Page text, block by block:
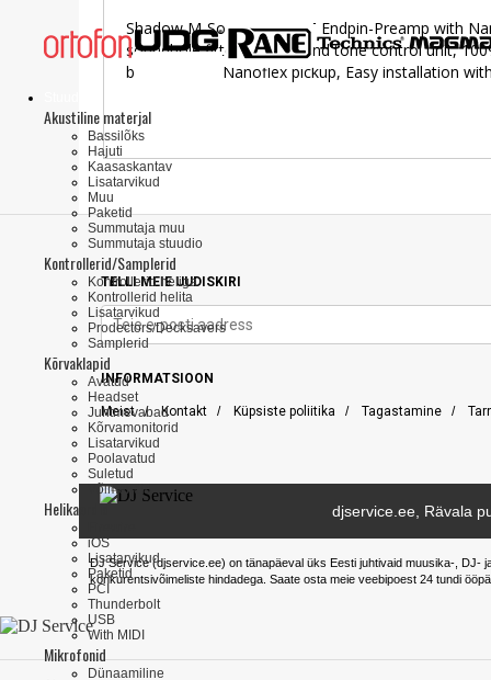
Akustiline materjal
Bassilõks
Hajuti
Kaasaskantav
Lisatarvikud
Muu
Paketid
Summutaja muu
Summutaja stuudio
Kontrollerid/Samplerid
Kontrollerid heliga
Kontrollerid helita
Lisatarvikud
Prodectors/Decksavers
Samplerid
Kõrvaklapid
Avatud
Headset
Juhtmevabad
Kõrvamonitorid
Lisatarvikud
Poolavatud
Suletud
Võimendid
Helikaardid
iOS
Lisatarvikud
Paketid
PCI
Thunderbolt
USB
With MIDI
Mikrofonid
Dünaamiline
Shadow M-Sonic A NFX VT Endpin-Preamp with
soundhole fitted volume and tone control unit,
battery), Incl. Nanoflex pickup, Easy installation
TELLI MEIE UUDISKIRI
INFORMATSIOON
Meist/Kontakt / Küpsiste poliitika / Tagastamine /
djservice.ee, Rävala
DJ Service (djservice.ee) on tänapäeval üks Eesti juhtivaid muusika-, DJ-
konkurentsivõimeliste hindadega. Saate osta meie veebipoest 24 tundi